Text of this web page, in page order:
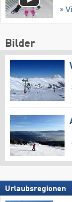
Bilder
Urlaubsregionen